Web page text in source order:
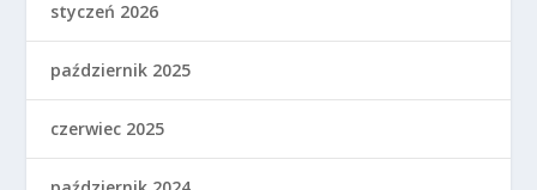
styczeń 2026
październik 2025
czerwiec 2025